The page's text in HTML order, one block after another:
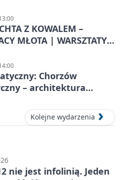
Z KOWALEM –
MŁOTA | WARSZTATY
Chorzów
– architektura
Kolejne wydarzenia
nie jest infolinią. Jeden